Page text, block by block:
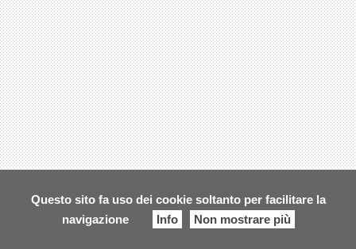
Questo sito fa uso dei cookie soltanto per facilitare la
navigazione
Info Non mostrare più